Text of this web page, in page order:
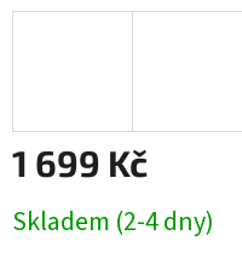
1 699 Kč
cena:
Skladem (2-4 dny)